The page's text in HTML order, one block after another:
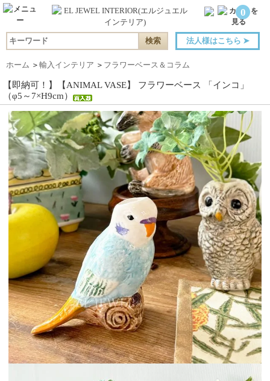
0
法人様はこちら ➤
ホーム ＞ 輸入インテリア ＞ フラワーベース＆コラム
【即納可！】【ANIMAL VASE】 フラワーベース 「インコ」
（φ5～7×H9cm）